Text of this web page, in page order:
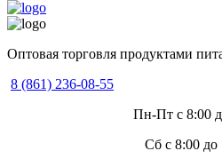
Оптовая торговля продуктами
8 (861) 236-08-55
Пн-Пт с 8:00
Сб с 8:00 до